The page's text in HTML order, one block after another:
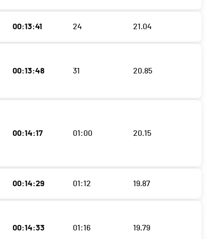
00:13:41 24 21.04
00:13:48 31 20.85
00:14:17 01:00 20.15
00:14:29 01:12 19.87
00:14:33 01:16 19.79